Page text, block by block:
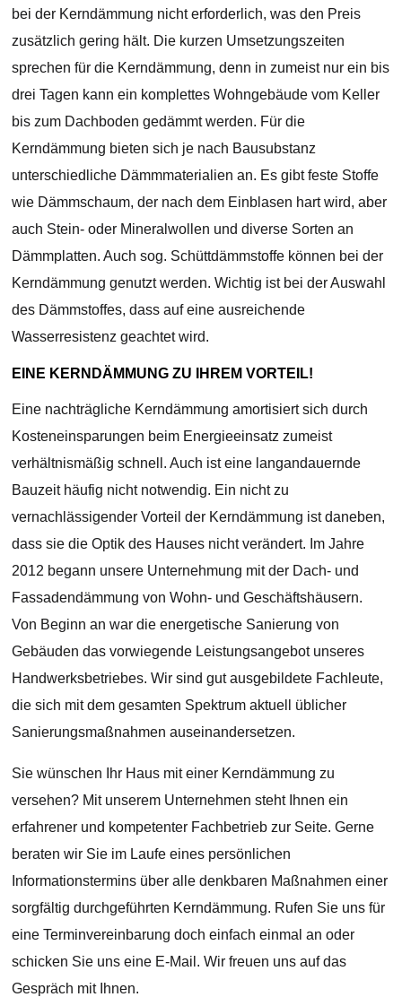
bei der Kerndämmung nicht erforderlich, was den Preis
zusätzlich gering hält. Die kurzen Umsetzungszeiten
sprechen für die Kerndämmung, denn in zumeist nur ein bis
drei Tagen kann ein komplettes Wohngebäude vom Keller
bis zum Dachboden gedämmt werden. Für die
Kerndämmung bieten sich je nach Bausubstanz
unterschiedliche Dämmmaterialien an. Es gibt feste Stoffe
wie Dämmschaum, der nach dem Einblasen hart wird, aber
auch Stein- oder Mineralwollen und diverse Sorten an
Dämmplatten. Auch sog. Schüttdämmstoffe können bei der
Kerndämmung genutzt werden. Wichtig ist bei der Auswahl
des Dämmstoffes, dass auf eine ausreichende
Wasserresistenz geachtet wird.
EINE KERNDÄMMUNG ZU IHREM VORTEIL!
Eine nachträgliche Kerndämmung amortisiert sich durch
Kosteneinsparungen beim Energieeinsatz zumeist
verhältnismäßig schnell. Auch ist eine langandauernde
Bauzeit häufig nicht notwendig. Ein nicht zu
vernachlässigender Vorteil der Kerndämmung ist daneben,
dass sie die Optik des Hauses nicht verändert. Im Jahre
2012 begann unsere Unternehmung mit der Dach- und
Fassadendämmung von Wohn- und Geschäftshäusern.
Von Beginn an war die energetische Sanierung von
Gebäuden das vorwiegende Leistungsangebot unseres
Handwerksbetriebes. Wir sind gut ausgebildete Fachleute,
die sich mit dem gesamten Spektrum aktuell üblicher
Sanierungsmaßnahmen auseinandersetzen.
Sie wünschen Ihr Haus mit einer Kerndämmung zu
versehen? Mit unserem Unternehmen steht Ihnen ein
erfahrener und kompetenter Fachbetrieb zur Seite. Gerne
beraten wir Sie im Laufe eines persönlichen
Informationstermins über alle denkbaren Maßnahmen einer
sorgfältig durchgeführten Kerndämmung. Rufen Sie uns für
eine Terminvereinbarung doch einfach einmal an oder
schicken Sie uns eine E-Mail. Wir freuen uns auf das
Gespräch mit Ihnen.